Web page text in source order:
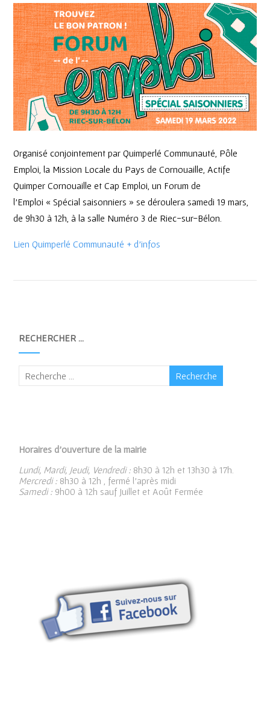
Organisé conjointement par Quimperlé Communauté, Pôle
Emploi, la Mission Locale du Pays de Cornouaille, Actife
Quimper Cornouaille et Cap Emploi, un Forum de
l’Emploi « Spécial saisonniers » se déroulera samedi 19 mars,
de 9h30 à 12h, à la salle Numéro 3 de Riec-sur-Bélon.
Lien Quimperlé Communauté + d’infos
RECHERCHER …
Horaires d’ouverture de la mairie
Lundi, Mardi, Jeudi, Vendredi : 8h30 à 12h et 13h30 à 17h.
Mercredi : 8h30 à 12h , fermé l’après midi
Samedi : 9h00 à 12h sauf Juillet et Août Fermée